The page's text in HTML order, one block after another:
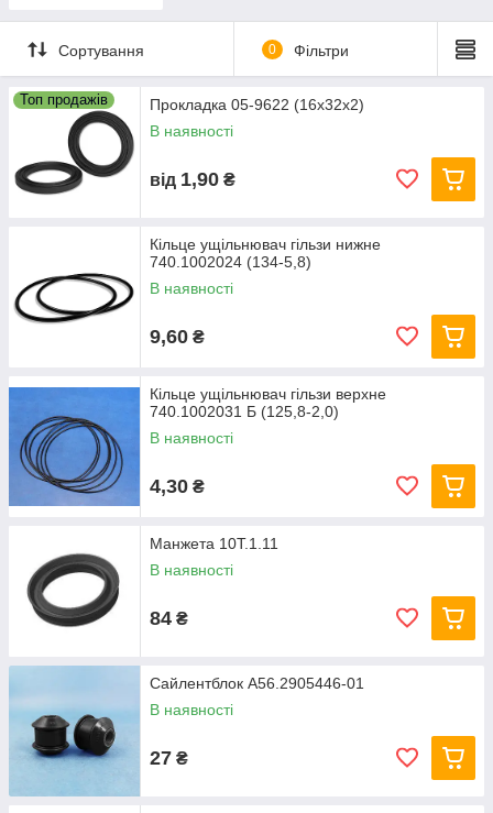
Сортування 0 Фільтри
Топ продажів
Прокладка 05-9622 (16х32х2)
В наявності
від 1,90 ₴
Кільце ущільнювач гільзи нижне
740.1002024 (134-5,8)
В наявності
9,60 ₴
Кільце ущільнювач гільзи верхне
740.1002031 Б (125,8-2,0)
В наявності
4,30 ₴
Манжета 10Т.1.11
В наявності
84 ₴
Сайлентблок А56.2905446-01
В наявності
27 ₴